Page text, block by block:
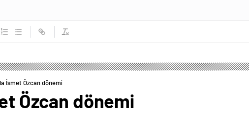
İsmet Özcan dönemi
Özcan dönemi